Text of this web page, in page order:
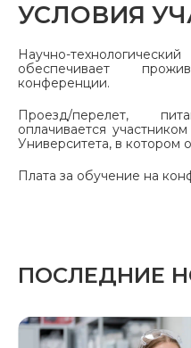
УСЛОВИЯ
Научно-
обеспечивает
конференции.
Проезд/перелет,
оплачивается
Университета, в котором
Плата за обучение на
ПОСЛЕДНИЕ